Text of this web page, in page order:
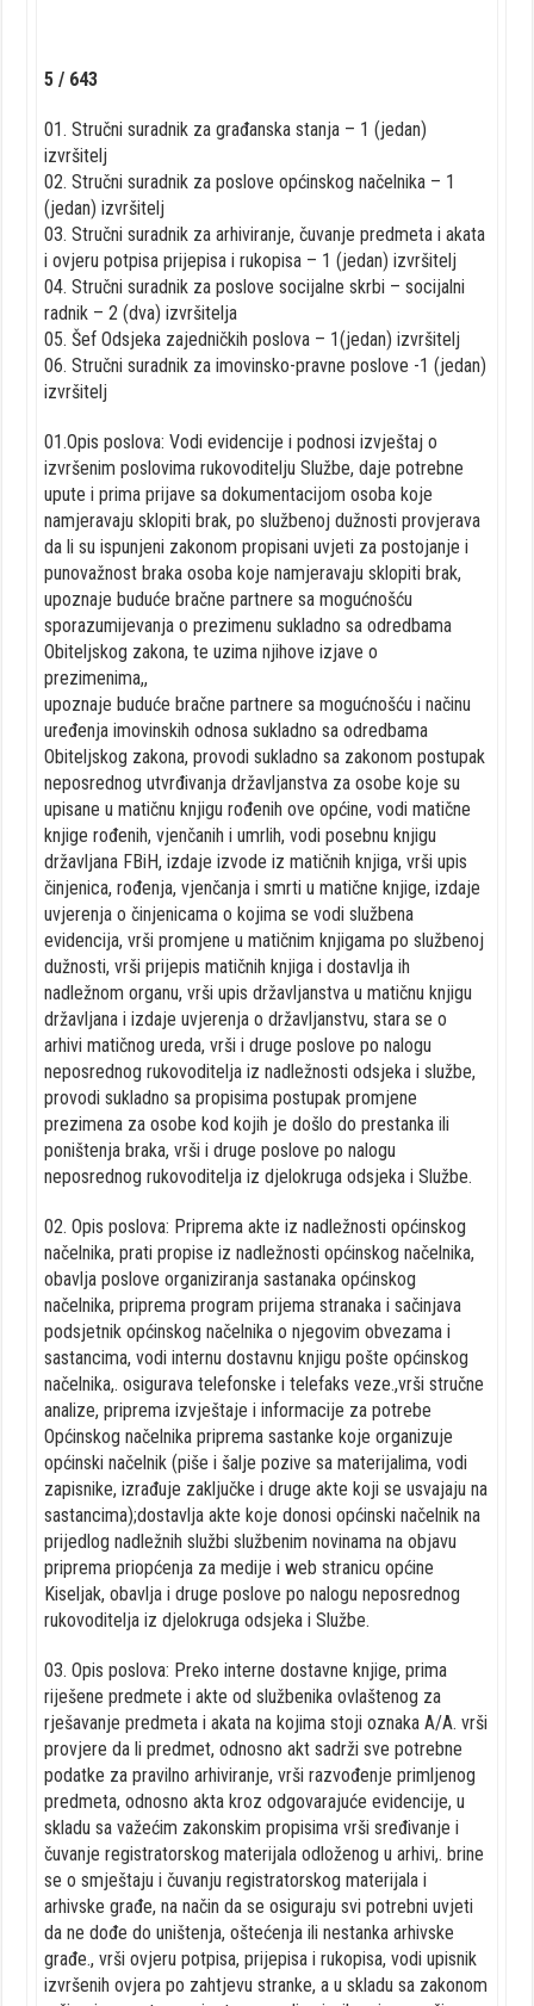
5 / 643
01. Stručni suradnik za građanska stanja – 1 (jedan)
izvršitelj
02. Stručni suradnik za poslove općinskog načelnika – 1
(jedan) izvršitelj
03. Stručni suradnik za arhiviranje, čuvanje predmeta i akata
i ovjeru potpisa prijepisa i rukopisa – 1 (jedan) izvršitelj
04. Stručni suradnik za poslove socijalne skrbi – socijalni
radnik – 2 (dva) izvršitelja
05. Šef Odsjeka zajedničkih poslova – 1(jedan) izvršitelj
06. Stručni suradnik za imovinsko-pravne poslove -1 (jedan)
izvršitelj
01.Opis poslova: Vodi evidencije i podnosi izvještaj o
izvršenim poslovima rukovoditelju Službe, daje potrebne
upute i prima prijave sa dokumentacijom osoba koje
namjeravaju sklopiti brak, po službenoj dužnosti provjerava
da li su ispunjeni zakonom propisani uvjeti za postojanje i
punovažnost braka osoba koje namjeravaju sklopiti brak,
upoznaje buduće bračne partnere sa mogućnošću
sporazumijevanja o prezimenu sukladno sa odredbama
Obiteljskog zakona, te uzima njihove izjave o
prezimenima,,
upoznaje buduće bračne partnere sa mogućnošću i načinu
uređenja imovinskih odnosa sukladno sa odredbama
Obiteljskog zakona, provodi sukladno sa zakonom postupak
neposrednog utvrđivanja državljanstva za osobe koje su
upisane u matičnu knjigu rođenih ove općine, vodi matične
knjige rođenih, vjenčanih i umrlih, vodi posebnu knjigu
državljana FBiH, izdaje izvode iz matičnih knjiga, vrši upis
činjenica, rođenja, vjenčanja i smrti u matične knjige, izdaje
uvjerenja o činjenicama o kojima se vodi službena
evidencija, vrši promjene u matičnim knjigama po službenoj
dužnosti, vrši prijepis matičnih knjiga i dostavlja ih
nadležnom organu, vrši upis državljanstva u matičnu knjigu
državljana i izdaje uvjerenja o državljanstvu, stara se o
arhivi matičnog ureda, vrši i druge poslove po nalogu
neposrednog rukovoditelja iz nadležnosti odsjeka i službe,
provodi sukladno sa propisima postupak promjene
prezimena za osobe kod kojih je došlo do prestanka ili
poništenja braka, vrši i druge poslove po nalogu
neposrednog rukovoditelja iz djelokruga odsjeka i Službe.
02. Opis poslova: Priprema akte iz nadležnosti općinskog
načelnika, prati propise iz nadležnosti općinskog načelnika,
obavlja poslove organiziranja sastanaka općinskog
načelnika, priprema program prijema stranaka i sačinjava
podsjetnik općinskog načelnika o njegovim obvezama i
sastancima, vodi internu dostavnu knjigu pošte općinskog
načelnika,. osigurava telefonske i telefaks veze.,vrši stručne
analize, priprema izvještaje i informacije za potrebe
Općinskog načelnika priprema sastanke koje organizuje
općinski načelnik (piše i šalje pozive sa materijalima, vodi
zapisnike, izrađuje zaključke i druge akte koji se usvajaju na
sastancima);dostavlja akte koje donosi općinski načelnik na
prijedlog nadležnih službi službenim novinama na objavu
priprema priopćenja za medije i web stranicu općine
Kiseljak, obavlja i druge poslove po nalogu neposrednog
rukovoditelja iz djelokruga odsjeka i Službe.
03. Opis poslova: Preko interne dostavne knjige, prima
riješene predmete i akte od službenika ovlaštenog za
rješavanje predmeta i akata na kojima stoji oznaka A/A. vrši
provjere da li predmet, odnosno akt sadrži sve potrebne
podatke za pravilno arhiviranje, vrši razvođenje primljenog
predmeta, odnosno akta kroz odgovarajuće evidencije, u
skladu sa važećim zakonskim propisima vrši sređivanje i
čuvanje registratorskog materijala odloženog u arhivi,. brine
se o smještaju i čuvanju registratorskog materijala i
arhivske građe, na način da se osiguraju svi potrebni uvjeti
da ne dođe do uništenja, oštećenja ili nestanka arhivske
građe., vrši ovjeru potpisa, prijepisa i rukopisa, vodi upisnik
izvršenih ovjera po zahtjevu stranke, a u skladu sa zakonom